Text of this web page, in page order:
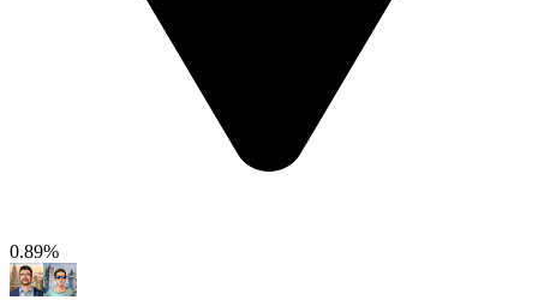
0.89%